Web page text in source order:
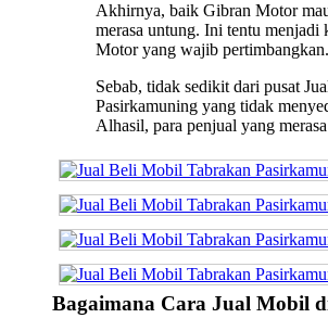
Akhirnya, baik Gibran Motor
merasa untung. Ini tentu menjadi
Motor yang wajib pertimbangkan.
Sebab, tidak sedikit dari pusat
Pasirkamuning yang tidak
Alhasil, para penjual yang
Bagaimana Cara Jual Mobil